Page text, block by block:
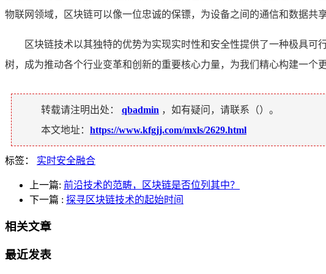
物联网领域，区块链可以像一位忠诚的保镖，为设备之间的通信和数据共
区块链技术以其独特的优势为实现实时性和安全性提供了一种极具
树，成为推动各个行业变革和创新的重要核心力量，为我们精心构建一个
转载请注明出处： qbadmin ，如有疑问，请联系（）。
本文地址： https://www.kfgjj.com/mxls/2629.html
标签： 实时安全融合
上一篇: 前沿技术的范畴，区块链是否位列其中？
下一篇 : 探寻区块链技术的起始时间
相关文章
最近发表